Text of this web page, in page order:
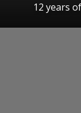
12 years